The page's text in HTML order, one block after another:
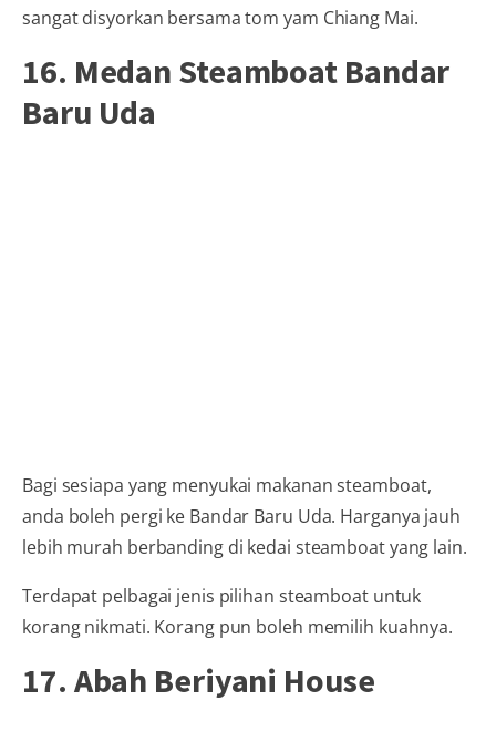
sangat disyorkan bersama tom yam Chiang Mai.
16. Medan Steamboat Bandar
Baru Uda
Bagi sesiapa yang menyukai makanan steamboat,
anda boleh pergi ke Bandar Baru Uda. Harganya jauh
lebih murah berbanding di kedai steamboat yang lain.
Terdapat pelbagai jenis pilihan steamboat untuk
korang nikmati. Korang pun boleh memilih kuahnya.
17. Abah Beriyani House